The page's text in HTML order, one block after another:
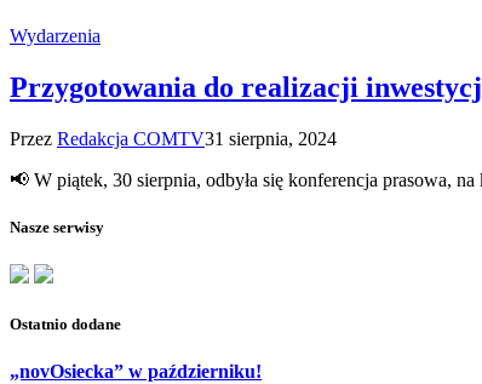
Wydarzenia
Przygotowania do realizacji
Przez Redakcja COMTV31 sierpnia, 2024
📢 W piątek, 30 sierpnia, odbyła się konferencja prasowa,
Nasze serwisy
Ostatnio dodane
„novOsiecka” w październiku!